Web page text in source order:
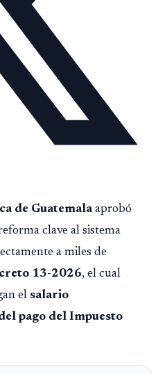
de Guatemalaaprobó
clave al sistema
a miles de
13-2026, el cual
el salario
pago del Impuesto